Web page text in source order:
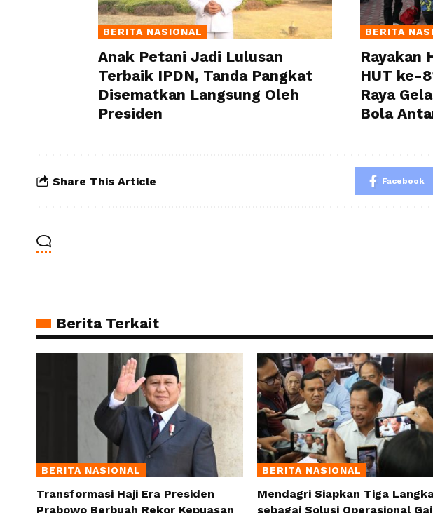
BERITA NASIONAL
Anak Petani Jadi Lulusan
Terbaik IPDN, Tanda Pangkat
Disematkan Langsung Oleh
Presiden
BERITA
Rayakan
HUT ke-
Raya
Bola
Share This Article Facebook
Berita Terkait
BERITA NASIONAL
Transformasi Haji Era Presiden
Prabowo Berbuah Rekor Kepuasan
BERITA NASIONAL
Mendagri Siapkan Tiga
sebagai Solusi Operasional